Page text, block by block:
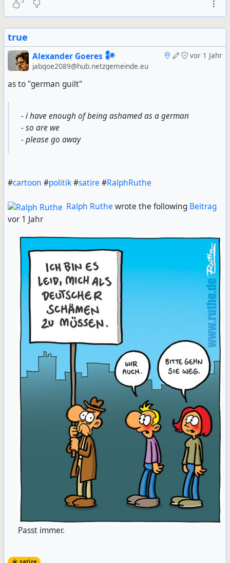
true
vor 1 Jahr
Alexander Goeres 𒀯
jabgoe2089@hub.netzgemeinde.eu
as to "german guilt"
- i have enough of being ashamed as a german
- so are we
- please go away
#cartoon #politik#satire #RalphRuthe
Ralph Ruthe wrote the following Beitrag
vor 1 Jahr
Passt immer.